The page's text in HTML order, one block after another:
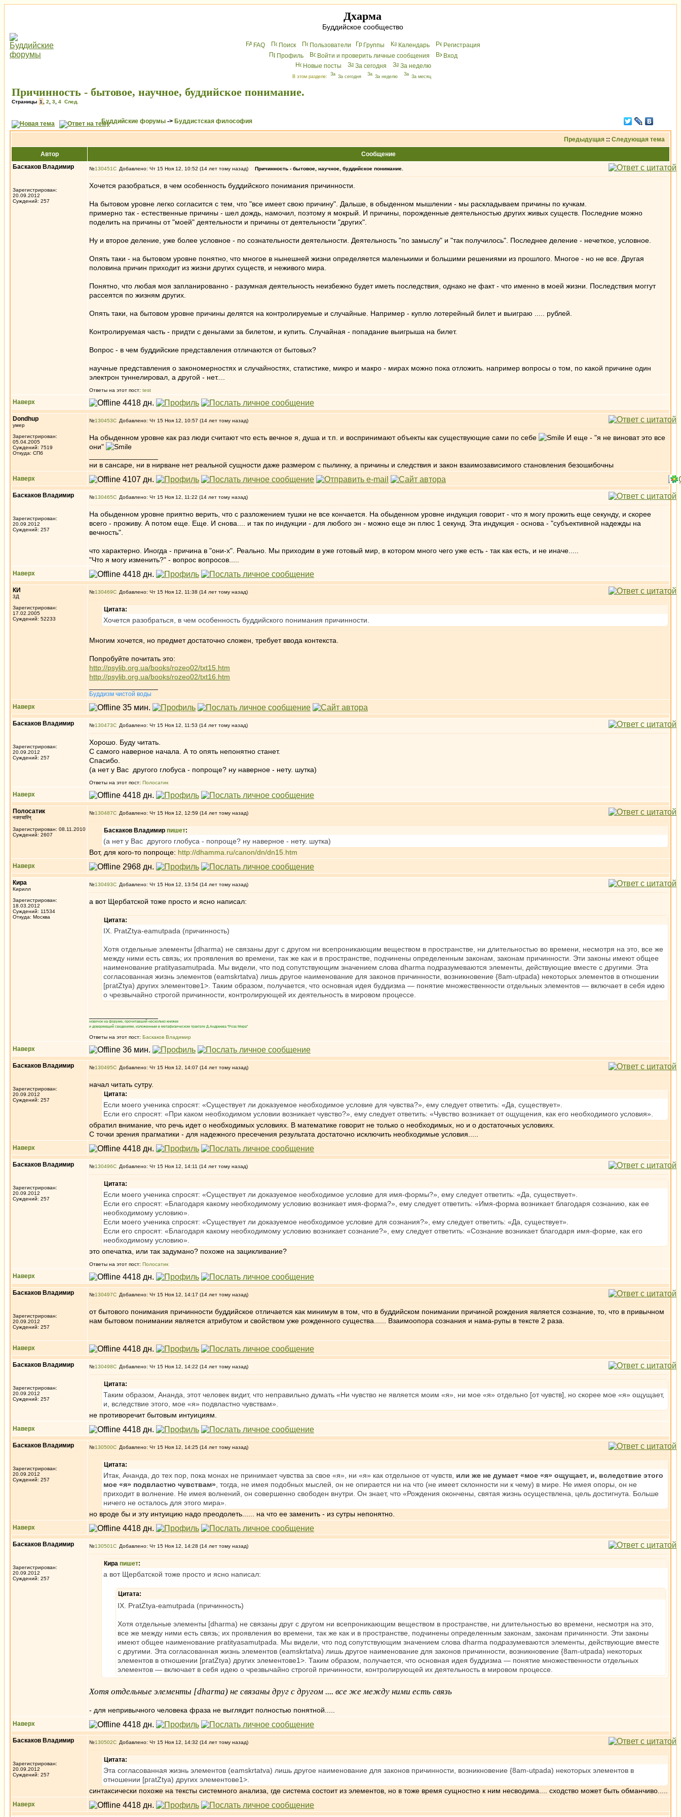
Дхарма
Буддийское сообщество
FAQ Поиск Пользователи Группы Календарь
Peгиcтрaция
Профиль
Войти и проверить личные сообщения
Вхoд
Новые посты
За сегодня За неделю
В этом разделе: За сегодня За неделю За месяц
Причинность - бытовое, научное, буддийское понимание.
Страницы 1 2 3 4 След.
Буддийские форумы -> Буддистская философия
Предыдущая :: Следующая тема
Автор
Сообщение
Баскаков Владимир
Зарегистрирован:
20.09.2012
Суждений: 257
№130451 Добавлено: Чт 15 Ноя 12, 10:52 (14 лет тому назад) Причинность - бытовое, научное, буддийское понимание.
Хочется разобраться, в чем особенность буддийского понимания причинности.
На бытовом уровне легко согласится с тем, что "все имеет свою причину". Дальше, в обыденном мышлении - мы раскладываем причины по кучкам.
примерно так - естественные причины - шел дождь, намочил, поэтому я мокрый. И причины, порожденные деятельностью других живых существ. Последние можно
поделить на причины от "моей" деятельности и причины от деятельности "других".
Ну и второе деление, уже более условное - по сознательности деятельности. Деятельность "по замыслу" и "так получилось". Последнее деление - нечеткое, условное.
Опять таки - на бытовом уровне понятно, что многое в нынешней жизни определяется маленькими и большими решениями из прошлого. Многое - но не все. Другая
половина причин приходит из жизни других существ, и неживого мира.
Понятно, что любая моя запланированно - разумная деятельность неизбежно будет иметь последствия, однако не факт - что именно в моей жизни. Последствия моггут
рассеятся по жизням других.
Опять таки, на бытовом уровне причины делятся на контролируемые и случайные. Например - куплю лотерейный билет и выиграю ..... рублей.
Контролируемая часть - придти с деньгами за билетом, и купить. Случайная - попадание выигрыша на билет.
Вопрос - в чем буддийские представления отличаются от бытовых?
научные представления о закономерностях и случайностях, статистике, микро и макро - мирах можно пока отложить. например вопросы о том, по какой причине один
электрон туннелировал, а другой - нет....
Ответы на этот пост: test
Наверх
Dondhup
умер
Зарегистрирован:
05.04.2005
Суждений: 7519
Откуда: СПб
№130453 Добавлено: Чт 15 Ноя 12, 10:57 (14 лет тому назад)
На обыденном уровне как раз люди считают что есть вечное я, душа и т.п. и воспринимают объекты как существующие сами по себе
И еще - "я не виноват это все
они"
ни в сансаре, ни в нирване нет реальной сущности даже размером с пылинку, а причины и следствия и закон взаимозависимого становления безошибочны
Наверх
Баскаков Владимир
Зарегистрирован:
20.09.2012
Суждений: 257
№130465 Добавлено: Чт 15 Ноя 12, 11:22 (14 лет тому назад)
На обыденном уровне приятно верить, что с разложением тушки не все кончается. На обыденном уровне индукция говорит - что я могу прожить еще секунду, и скорее
всего - проживу. А потом еще. Еще. И снова.... и так по индукции - для любого эн - можно еще эн плюс 1 секунд. Эта индукция - основа - "субъективной надежды на
вечность".
что характерно. Иногда - причина в "они-х". Реально. Мы приходим в уже готовый мир, в котором много чего уже есть - так как есть, и не иначе.....
"Что я могу изменить?" - вопрос вопросов.....
Наверх
КИ
3Д
Зарегистрирован:
17.02.2005
Суждений: 52233
№130469 Добавлено: Чт 15 Ноя 12, 11:38 (14 лет тому назад)
Цитата:
Хочется разобраться, в чем особенность буддийского понимания причинности.
Многим хочется, но предмет достаточно сложен, требует ввода контекста.
Попробуйте почитать это:
http://psylib.org.ua/books/rozeo02/txt15.htm
http://psylib.org.ua/books/rozeo02/txt16.htm
Буддизм чистой воды
Наверх
Баскаков Владимир
Зарегистрирован:
20.09.2012
Суждений: 257
№130473 Добавлено: Чт 15 Ноя 12, 11:53 (14 лет тому назад)
Хорошо. Буду читать.
С самого наверное начала. А то опять непонятно станет.
Спасибо.
(а нет у Вас другого глобуса - попроще? ну наверное - нету. шутка)
Ответы на этот пост: Полосатик
Наверх
Полосатик
नक्तचारिन्
Зарегистрирован: 08.11.2010
Суждений: 2607
№130487 Добавлено: Чт 15 Ноя 12, 12:59 (14 лет тому назад)
Баскаков Владимир пишет:
(а нет у Вас другого глобуса - попроще? ну наверное - нету. шутка)
Вот, для кого-то попроще: http://dhamma.ru/canon/dn/dn15.htm
Наверх
Кира
Кирилл
Зарегистрирован:
18.03.2012
Суждений: 11534
Откуда: Москва
№130493 Добавлено: Чт 15 Ноя 12, 13:54 (14 лет тому назад)
а вот Щербатской тоже просто и ясно написал:
Цитата:
IX. PratZtya-eamutpada (причинность)
Хотя отдельные элементы [dharma) не связаны друг с другом ни всепроникающим веществом в пространстве, ни длительностью во времени, несмотря на это, все же
между ними есть связь; их проявления во времени, так же как и в пространстве, подчинены определенным законам, законам причинности. Эти законы имеют общее
наименование pratityasamutpada. Мы видели, что под сопутствующим значением слова dharma подразумеваются элементы, действующие вместе с другими. Эта
согласованная жизнь элементов (eamskrtatva) лишь другое наименование для законов причинности, возникновение {8am-utpada) некоторых элементов в отношении
[ргаtZtya) других элементове1>. Таким образом, получается, что основная идея буддизма — понятие множественности отдельных элементов — включает в себя идею
о чрезвычайно строгой причинности, контролирующей их деятельность в мировом процессе.
новичок на форуме, прочитавший несколько книжек
и доверяющий сведениям, изложенным в метафизическом трактате Д.Андреева "Роза Мира"
Ответы на этот пост: Баскаков Владимир
Наверх
Баскаков Владимир
Зарегистрирован:
20.09.2012
Суждений: 257
№130495 Добавлено: Чт 15 Ноя 12, 14:07 (14 лет тому назад)
начал читать сутру.
Цитата:
Если моего ученика спросят: «Существует ли доказуемое необходимое условие для чувства?», ему следует ответить: «Да, существует».
Если его спросят: «При каком необходимом условии возникает чувство?», ему следует ответить: «Чувство возникает от ощущения, как его необходимого условия».
обратил внимание, что речь идет о необходимых условиях. В математике говорит не только о необходимых, но и о достаточных условиях.
С точки зрения прагматики - для надежного пресечения результата достаточно исключить необходимые условия.....
Наверх
Баскаков Владимир
Зарегистрирован:
20.09.2012
Суждений: 257
№130496 Добавлено: Чт 15 Ноя 12, 14:11 (14 лет тому назад)
Цитата:
Если моего ученика спросят: «Существует ли доказуемое необходимое условие для имя-формы?», ему следует ответить: «Да, существует».
Если его спросят: «Благодаря какому необходимому условию возникает имя-форма?», ему следует ответить: «Имя-форма возникает благодаря сознанию, как ее
необходимому условию».
Если моего ученика спросят: «Существует ли доказуемое необходимое условие для сознания?», ему следует ответить: «Да, существует».
Если его спросят: «Благодаря какому необходимому условию возникает сознание?», ему следует ответить: «Сознание возникает благодаря имя-форме, как его
необходимому условию».
это опечатка, или так задумано? похоже на зацикливание?
Ответы на этот пост: Полосатик
Наверх
Баскаков Владимир
Зарегистрирован:
20.09.2012
Суждений: 257
№130497 Добавлено: Чт 15 Ноя 12, 14:17 (14 лет тому назад)
от бытового понимания причинности буддийское отличается как минимум в том, что в буддийском понимании причиной рождения является сознание, то, что в привычном
нам бытовом понимании является атрибутом и свойством уже рожденного существа...... Взаимоопора сознания и нама-рупы в тексте 2 раза.
Наверх
Баскаков Владимир
Зарегистрирован:
20.09.2012
Суждений: 257
№130498 Добавлено: Чт 15 Ноя 12, 14:22 (14 лет тому назад)
Цитата:
Таким образом, Ананда, этот человек видит, что неправильно думать «Ни чувство не является моим «я», ни мое «я» отдельно [от чувств], но скорее мое «я» ощущает,
и, вследствие этого, мое «я» подвластно чувствам».
не противоречит бытовым интуициям.
Наверх
Баскаков Владимир
Зарегистрирован:
20.09.2012
Суждений: 257
№130500 Добавлено: Чт 15 Ноя 12, 14:25 (14 лет тому назад)
Цитата:
Итак, Ананда, до тех пор, пока монах не принимает чувства за свое «я», ни «я» как отдельное от чувств, или же не думает «мое «я» ощущает, и, вследствие этого
мое «я» подвластно чувствам» , тогда, не имея подобных мыслей, он не опирается ни на что (не имеет склонности ни к чему) в мире. Не имея опоры, он не
приходит в волнение. Не имея волнений, он совершенно свободен внутри. Он знает, что «Рождения окончены, святая жизнь осуществлена, цель достигнута. Больше
ничего не осталось для этого мира».
но вроде бы и эту интуицию надо преодолеть...... на что ее заменить - из сутры непонятно.
Наверх
Баскаков Владимир
Зарегистрирован:
20.09.2012
Суждений: 257
№130501 Добавлено: Чт 15 Ноя 12, 14:28 (14 лет тому назад)
Кира пишет:
а вот Щербатской тоже просто и ясно написал:
Цитата:
IX. PratZtya-eamutpada (причинность)
Хотя отдельные элементы [dharma) не связаны друг с другом ни всепроникающим веществом в пространстве, ни длительностью во времени, несмотря на это,
все же между ними есть связь; их проявления во времени, так же как и в пространстве, подчинены определенным законам, законам причинности. Эти законы
имеют общее наименование pratityasamutpada. Мы видели, что под сопутствующим значением слова dharma подразумеваются элементы, действующие вместе
с другими. Эта согласованная жизнь элементов (eamskrtatva) лишь другое наименование для законов причинности, возникновение {8am-utpada) некоторых
элементов в отношении [ргаtZtya) других элементове1>. Таким образом, получается, что основная идея буддизма — понятие множественности отдельных
элементов — включает в себя идею о чрезвычайно строгой причинности, контролирующей их деятельность в мировом процессе.
Хотя отдельные элементы [dharma) не связаны друг с другом .... все же между ними есть связь
- для непривычного человека фраза не выглядит полностью понятной.....
Наверх
Баскаков Владимир
Зарегистрирован:
20.09.2012
Суждений: 257
№130502 Добавлено: Чт 15 Ноя 12, 14:32 (14 лет тому назад)
Цитата:
Эта согласованная жизнь элементов (eamskrtatva) лишь другое наименование для законов причинности, возникновение {8am-utpada) некоторых элементов в
отношении [ргаtZtya) других элементове1>.
синтаксически похоже на тексты системного анализа, где система состоит из элементов, но в тоже время сущностно к ним несводима.... сходство может быть обманчиво.....
Наверх